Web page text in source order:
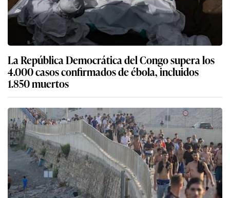
La República Democrática del Congo supera los
4.000 casos confirmados de ébola, incluidos
1.850 muertos